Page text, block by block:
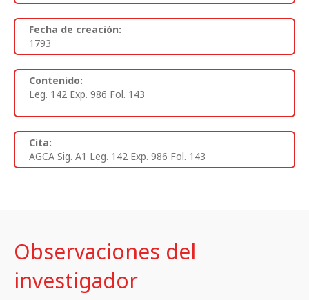
Fecha de creación:
1793
Contenido:
Leg. 142 Exp. 986 Fol. 143
Cita:
AGCA Sig. A1 Leg. 142 Exp. 986 Fol. 143
Observaciones del
investigador